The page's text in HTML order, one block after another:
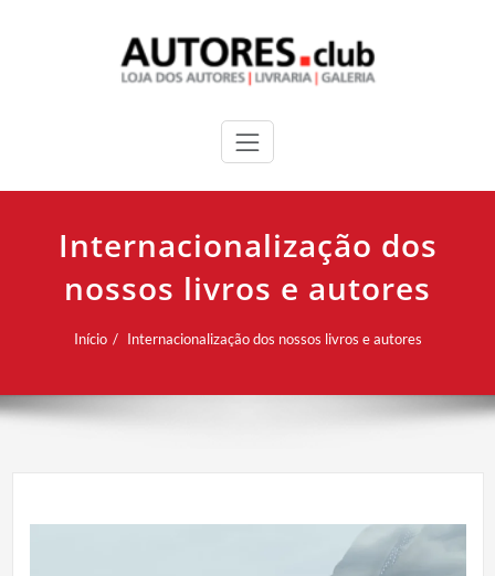
Internacionalização dos
nossos livros e autores
Início Internacionalização dos nossos livros e autores